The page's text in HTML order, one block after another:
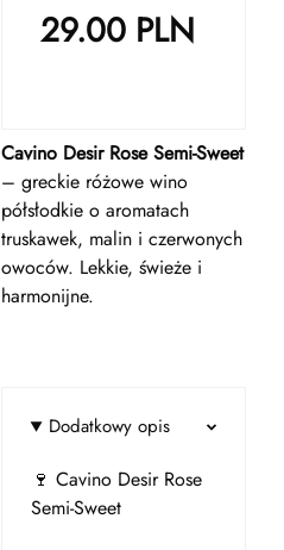
29.00PLN
Cavino Desir Rose Semi-Sweet
– greckie różowe wino
półsłodkie o aromatach
truskawek, malin i czerwonych
owoców. Lekkie, świeże i
harmonijne.
Dodatkowy opis
🍷 Cavino Desir Rose
Semi-Sweet